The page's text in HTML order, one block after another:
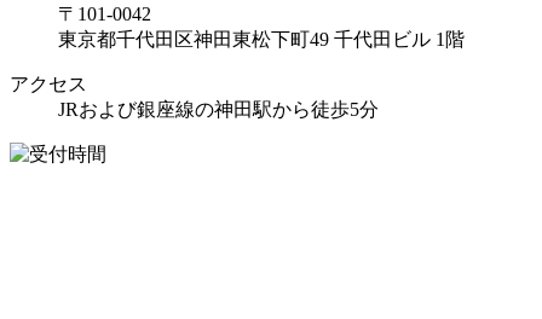
〒101-0042
東京都千代田区神田東松下町49 千代田ビル 1階
アクセス
JRおよび銀座線の神田駅から徒歩5分